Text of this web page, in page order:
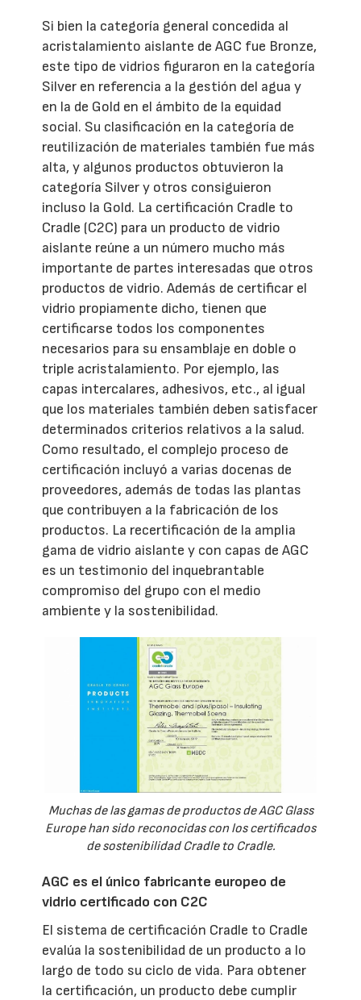
Si bien la categoría general concedida al
acristalamiento aislante de AGC fue Bronze,
este tipo de vidrios figuraron en la categoría
Silver en referencia a la gestión del agua y
en la de Gold en el ámbito de la equidad
social. Su clasificación en la categoría de
reutilización de materiales también fue más
alta, y algunos productos obtuvieron la
categoría Silver y otros consiguieron
incluso la Gold. La certificación Cradle to
Cradle (C2C) para un producto de vidrio
aislante reúne a un número mucho más
importante de partes interesadas que otros
productos de vidrio. Además de certificar el
vidrio propiamente dicho, tienen que
certificarse todos los componentes
necesarios para su ensamblaje en doble o
triple acristalamiento. Por ejemplo, las
capas intercalares, adhesivos, etc., al igual
que los materiales también deben satisfacer
determinados criterios relativos a la salud.
Como resultado, el complejo proceso de
certificación incluyó a varias docenas de
proveedores, además de todas las plantas
que contribuyen a la fabricación de los
productos. La recertificación de la amplia
gama de vidrio aislante y con capas de AGC
es un testimonio del inquebrantable
compromiso del grupo con el medio
ambiente y la sostenibilidad.
Muchas de las gamas de productos de AGC Glass
Europe han sido reconocidas con los certificados
de sostenibilidad Cradle to Cradle.
AGC es el único fabricante europeo de
vidrio certificado con C2C
El sistema de certificación Cradle to Cradle
evalúa la sostenibilidad de un producto a lo
largo de todo su ciclo de vida. Para obtener
la certificación, un producto debe cumplir